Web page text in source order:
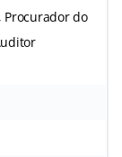
Procurador do